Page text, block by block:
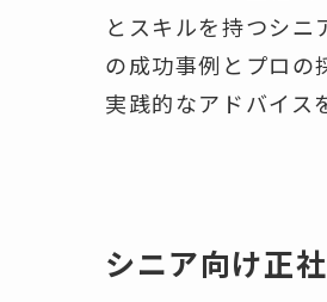
とスキルを持つシニ
の成功事例とプロの
実践的なアドバイス
シニア向け正